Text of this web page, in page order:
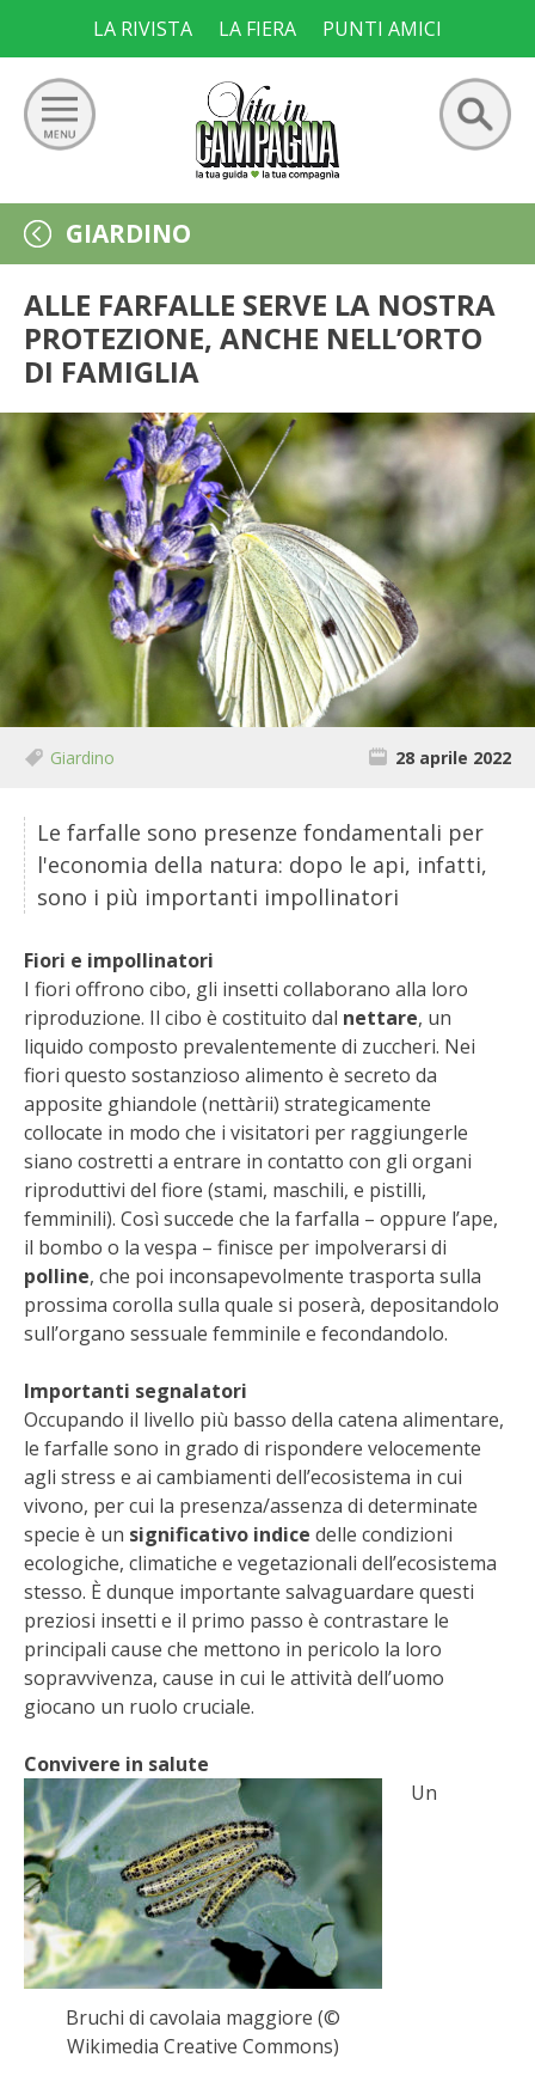
content
LA RIVISTA LA FIERA PUNTI AMICI
Ricerca
per:
GIARDINO
ORTO
FRUTTETO
VIGNETO
ALLEVAMENTI
BIODIVERSITÀ
CUCINA
PRODOTTI
FARFALLE DELLA CAMPAGNA
STORIE DEI LETTORI
CONSERVARE LA FRUTTA
CONSERVE DELL’ORTO
FACEM
STIHL
BLUMEN
NOCCIOLA DI CALABRIA
PELLENC
MEDICINA DEI SEMPLICI
SCONTI NOVEMBRE
COMPO
HUSQVARNA
ZAPI GARDEN
BENZA
ORTO BIO – TECNICHE DI COLTIVAZIONE
THERMACELL
TAP TRAP
IL MIO ORTO
ANIMALI UMANI E NON UMANI
COLTIVARE L’OLIVO
GIARDINO
ALLE FARFALLE SERVE LA NOSTRA
PROTEZIONE, ANCHE NELL’ORTO
DI FAMIGLIA
Giardino 28 aprile 2022
Le farfalle sono presenze fondamentali per
l'economia della natura: dopo le api, infatti,
sono i più importanti impollinatori
Fiori e impollinatori
I fiori offrono cibo, gli insetti collaborano alla loro
riproduzione. Il cibo è costituito dal nettare, un
liquido composto prevalentemente di zuccheri. Nei
fiori questo sostanzioso alimento è secreto da
apposite ghiandole (nettàrii) strategicamente
collocate in modo che i visitatori per raggiungerle
siano costretti a entrare in contatto con gli organi
riproduttivi del fiore (stami, maschili, e pistilli,
femminili). Così succede che la farfalla – oppure l’ape,
il bombo o la vespa – finisce per impolverarsi di
polline, che poi inconsapevolmente trasporta sulla
prossima corolla sulla quale si poserà, depositandolo
sull’organo sessuale femminile e fecondandolo.
Importanti segnalatori
Occupando il livello più basso della catena alimentare,
le farfalle sono in grado di rispondere velocemente
agli stress e ai cambiamenti dell’ecosistema in cui
vivono, per cui la presenza/assenza di determinate
specie è un significativo indice delle condizioni
ecologiche, climatiche e vegetazionali dell’ecosistema
stesso. È dunque importante salvaguardare questi
preziosi insetti e il primo passo è contrastare le
principali cause che mettono in pericolo la loro
sopravvivenza, cause in cui le attività dell’uomo
giocano un ruolo cruciale.
Convivere in salute
Bruchi di cavolaia maggiore (©
Wikimedia Creative Commons)
Un